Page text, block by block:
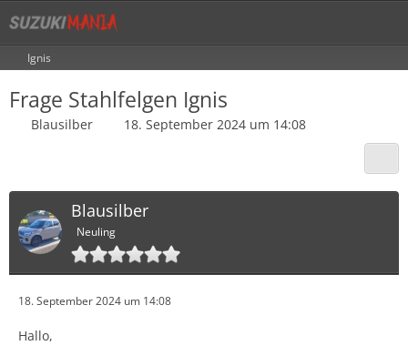
Ignis
Frage Stahlfelgen Ignis
Blausilber 18. September 2024 um 14:08
Blausilber
Neuling
18. September 2024 um 14:08
Hallo,